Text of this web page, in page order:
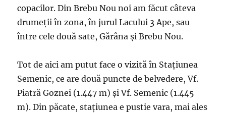
copacilor. Din Brebu Nou noi am făcut câteva
drumeții în zona, în jurul Lacului 3 Ape, sau
între cele două sate, Gărâna și Brebu Nou.
Tot de aici am putut face o vizită în Stațiunea
Semenic, ce are două puncte de belvedere, Vf.
Piatră Goznei (1.447 m) și Vf. Semenic (1.445
m). Din păcate, stațiunea e pustie vara, mai ales